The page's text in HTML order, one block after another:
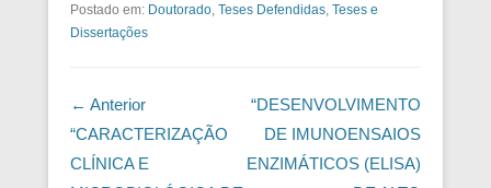
Postado em: Doutorado, Teses Defendidas, Teses e
Dissertações
Navegação das Postagens
← Anterior
“CARACTERIZAÇÃO
CLÍNICA E
“DESENVOLVIMENTO
DE IMUNOENSAIOS
ENZIMÁTICOS (ELISA)